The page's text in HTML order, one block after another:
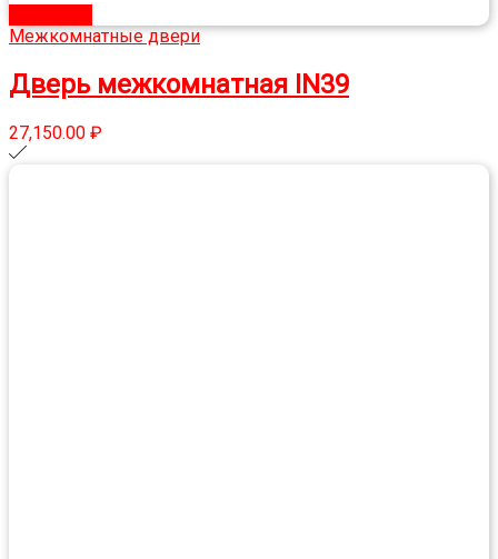
Межкомнатные двери
Дверь межкомнатная IN39
27,150.00 ₽